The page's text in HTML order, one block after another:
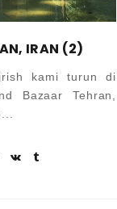
IRAN (2)
kami turun di
Bazaar Tehran,